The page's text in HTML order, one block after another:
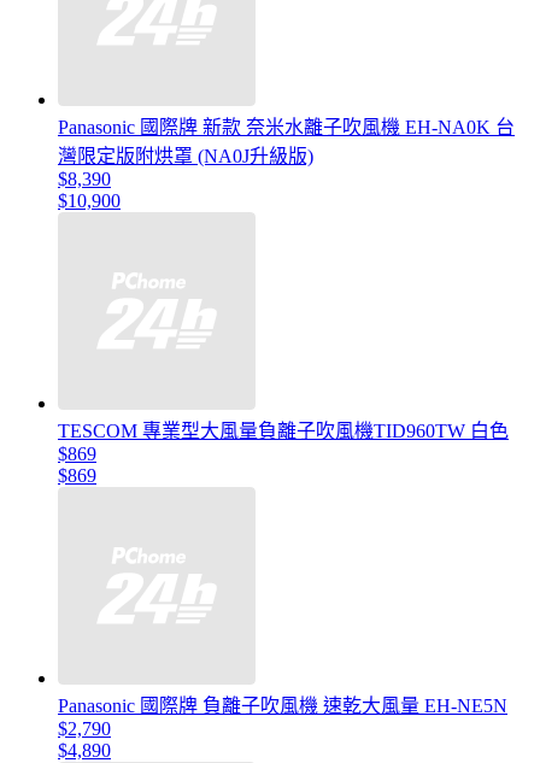
Panasonic 國際牌 新款 奈米水離子吹風機 EH-NA0K 台
灣限定版附烘罩 (NA0J升級版)
$8,390
$10,900
TESCOM 專業型大風量負離子吹風機TID960TW 白色
$869
$869
Panasonic 國際牌 負離子吹風機 速乾大風量 EH-NE5N
$2,790
$4,890